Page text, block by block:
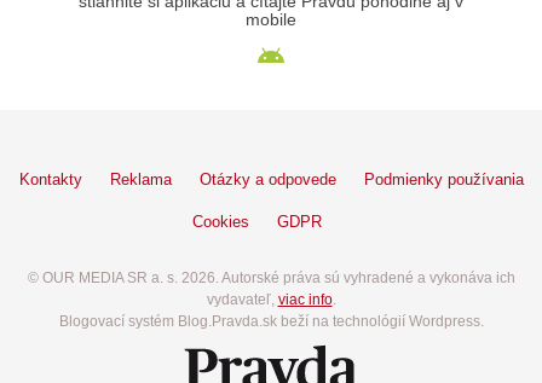
mobile
Kontakty Reklama Otázky a odpovede Podmienky používania
Cookies GDPR
© OUR MEDIA SR a. s. 2026. Autorské práva sú vyhradené a vykonáva ich
vydavateľ, viac info.
Blogovací systém Blog.Pravda.sk beží na technológií Wordpress.